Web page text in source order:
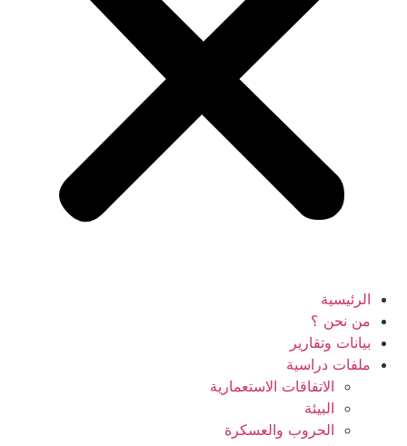
الرئيسية
من نحن ؟
بيانات وتقارير
ملفات دراسية
الاتفاقات الاستعمارية
البيئة
الحروب والعسكرة